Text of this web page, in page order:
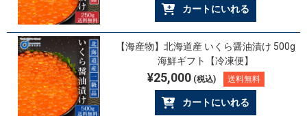
カートにいれる
【海産物】北海道産 いくら醤油漬け 500g
海鮮ギフト【冷凍便】
¥25,000(税込) 送料無料
カートにいれる